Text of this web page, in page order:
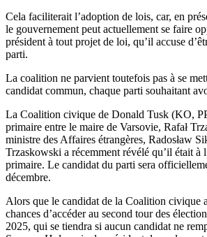
Cela faciliterait l’adoption de lois, car, en
le gouvernement peut actuellement se faire
président à tout projet de loi, qu’il accuse
parti.
La coalition ne parvient toutefois pas à se
candidat commun, chaque parti souhaitant
La Coalition civique de Donald Tusk (KO,
primaire entre le maire de Varsovie, Rafał
ministre des Affaires étrangères, Radosław
Trzaskowski a récemment révélé qu’il était à
primaire. Le candidat du parti sera
décembre.
Alors que le candidat de la Coalition civique
chances d’accéder au second tour des
2025, qui se tiendra si aucun candidat ne